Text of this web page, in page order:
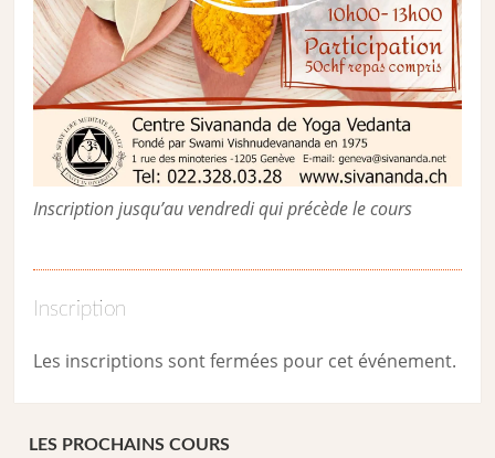
Inscription jusqu’au vendredi qui précède le cours
Inscription
Les inscriptions sont fermées pour cet événement.
LES PROCHAINS COURS